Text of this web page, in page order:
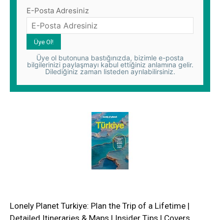
E-Posta Adresiniz
Üye ol butonuna bastığınızda, bizimle e-posta
bilgilerinizi paylaşmayı kabul ettiğiniz anlamına gelir.
Dilediğiniz zaman listeden ayrılabilirsiniz.
Lonely Planet Turkiye: Plan the Trip of a Lifetime |